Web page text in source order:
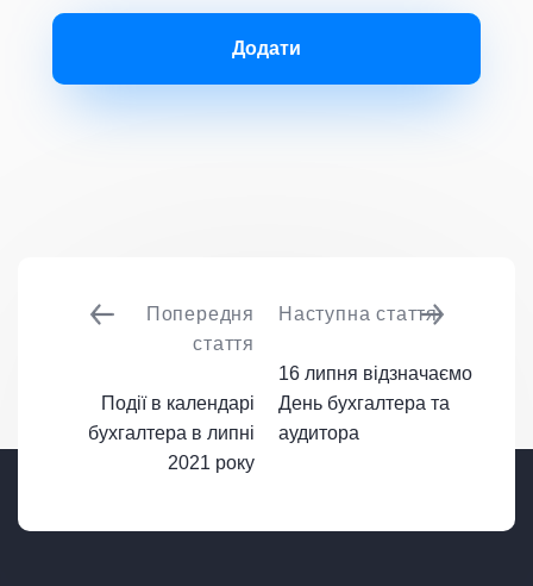
Додати
Попередня
стаття
Події в календарі
бухгалтера в липні
2021 року
Наступна стаття
16 липня відзначаємо
День бухгалтера та
аудитора